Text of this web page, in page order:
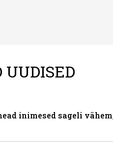
inimesed sageli